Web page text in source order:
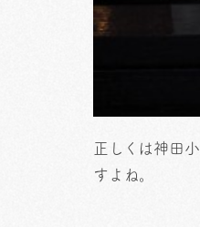
正しくは神田
すよね。